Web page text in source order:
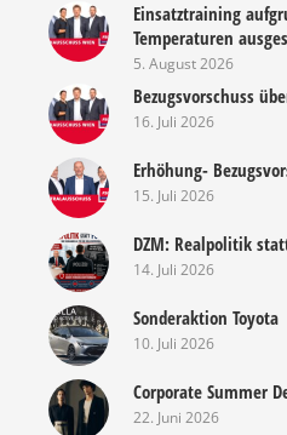
Einsatztraining
Temperaturen
5. August 2026
Bezugsvorschuss
16. Juli 2026
Erhöhung-
15. Juli 2026
DZM: Realpolitik
14. Juli 2026
Sonderaktion Toyota
10. Juli 2026
Corporate Summer
22. Juni 2026